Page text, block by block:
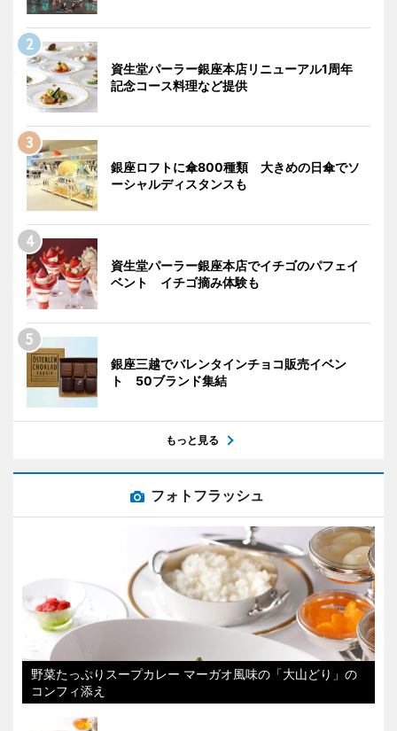
資生堂パーラー銀座本店リニューアル1周年
記念コース料理など提供
銀座ロフトに傘800種類 大きめの日傘でソ
ーシャルディスタンスも
資生堂パーラー銀座本店でイチゴのパフェイ
ベント イチゴ摘み体験も
銀座三越でバレンタインチョコ販売イベン
ト 50ブランド集結
もっと見る
フォトフラッシュ
野菜たっぷりスープカレー マーガオ風味の「大山どり」の
コンフィ添え